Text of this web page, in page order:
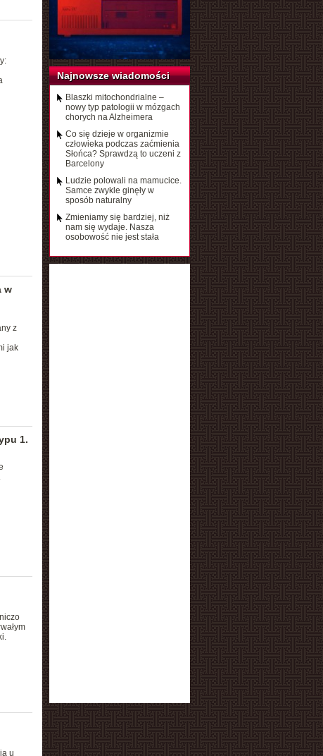
w
z
jak
1.
u
Najnowsze wiadomości
Blaszki mitochondrialne –
nowy typ patologii w mózgach
chorych na Alzheimera
Co się dzieje w organizmie
człowieka podczas zaćmienia
Słońca? Sprawdzą to uczeni z
Barcelony
Ludzie polowali na mamucice.
Samce zwykle ginęły w
sposób naturalny
Zmieniamy się bardziej, niż
nam się wydaje. Nasza
osobowość nie jest stała